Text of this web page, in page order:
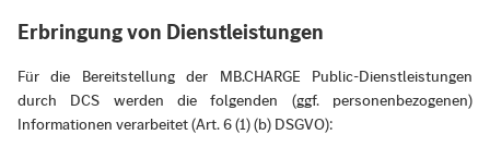
Erbringung von Dienstleistungen
Für die Bereitstellung der MB.CHARGE Public-Dienstleistungen
durch DCS werden die folgenden (ggf. personenbezogenen)
Informationen verarbeitet (Art. 6 (1) (b) DSGVO):